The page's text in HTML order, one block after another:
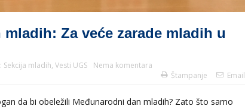
Za veće zarade mladih u
Sekcija mladih, Vesti UGS
Nema komentara
Štampanje
Email
da bi obeležili Međunarodni dan mladih? Zato što samo